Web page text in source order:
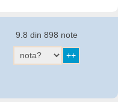
9.8 din 898 note